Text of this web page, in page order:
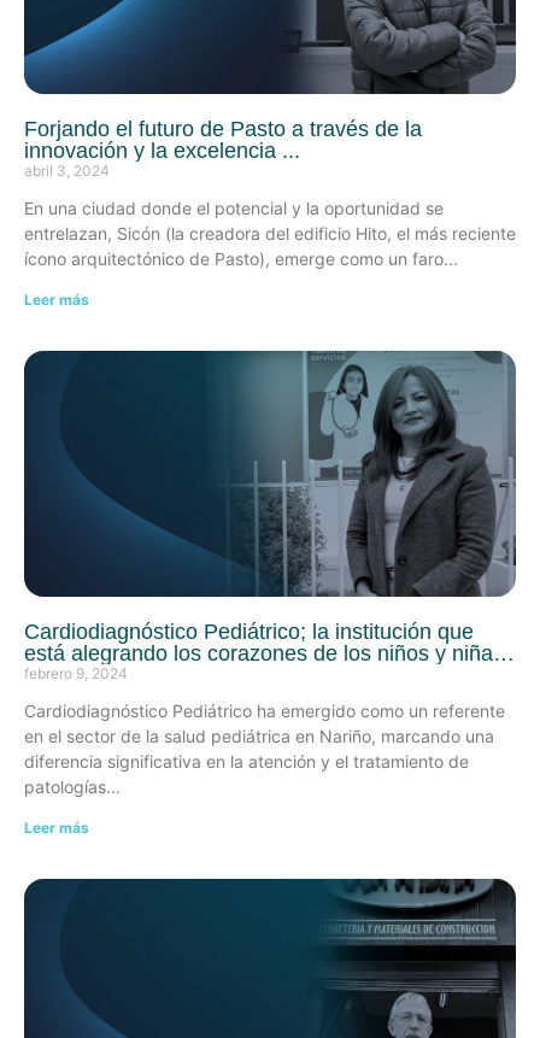
Forjando el futuro de Pasto a través de la
innovación y la excelencia
abril 3, 2024
En una ciudad donde el potencial y la oportunidad se
entrelazan, Sicón (la creadora del edificio Hito, el más reciente
ícono arquitectónico de Pasto), emerge como un faro
Leer más
Cardiodiagnóstico Pediátrico; la institución que
está alegrando los corazones de los niños y niñas
de la región.
febrero 9, 2024
Cardiodiagnóstico Pediátrico ha emergido como un referente
en el sector de la salud pediátrica en Nariño, marcando una
diferencia significativa en la atención y el tratamiento de
patologías
Leer más